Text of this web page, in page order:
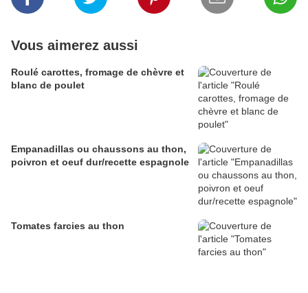
Vous aimerez aussi
Roulé carottes, fromage de chèvre et
blanc de poulet
Empanadillas ou chaussons au thon,
poivron et oeuf dur/recette espagnole
Tomates farcies au thon